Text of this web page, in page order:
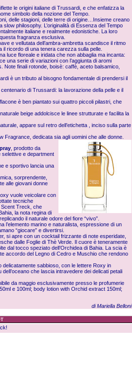
le origini italiane di Trussardi, e che enfatizza la
simbolo della nozione del Tempo.
delle stagioni, delle terre di origine…Insieme creano
philosophy. L’originalità di Essenza del Tempo
italiane e realmente edonistiche. La loro
fragranza esclusiva.
e vellutata dell’ambra-ambretta scandisce il ritmo
il ricordo di una tenera carezza sulla pelle.
luce floreale e iridata che non abbaglia ma incanta:
una serie di variazioni con l’aggiunta di aromi
Note finali rotonde, boisè: caffè, aceto balsamico,
è un tributo al bisogno fondamentale di prendersi il
di Trussardi: la lavorazione della pelle e il
è ben piantato sui quattro piccoli pilastri, che
beige addolcisce le linee strutturate e facilita la
appare sul retro dell’etichetta , inciso sulla parte
Fragrance, dedicata sia agli uomini che alle donne.
, prodotto da
selettive e department
e sportivo lancia una
sorprendente,
alle giovani donne
vuole veicolare con
tecniche
Scent Treck, che
la nota regina di
il naturale odore del fiore “vivo”.
l’elemento marino e naturalista, espressione di un
“giocare” e divertirsi.
si apre con un cocktail frizzante di note esperidate,
dalle Foglie di Thè Verde. Il cuore è teneramente
dal tocco speziato dell’Orchidea di Bahia. La scia è
accordo del Legno di Cedro e Muschio che rendono
delicatamente sabbioso, con le lettere Roxy in
che lascia intravedere dei delicati petali
da maggio esclusivamente presso le profumerie
e 100ml; body lotion with Orchid extract 150ml;
di Mariella Belloni